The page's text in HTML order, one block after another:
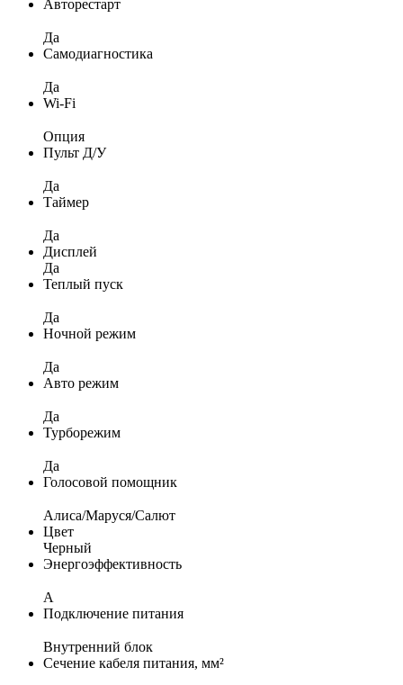
Авторестарт
Да
Самодиагностика
Да
Wi-Fi
Опция
Пульт Д/У
Да
Таймер
Да
Дисплей
Да
Теплый пуск
Да
Ночной режим
Да
Авто режим
Да
Турборежим
Да
Голосовой помощник
Алиса/Маруся/Салют
Цвет
Черный
Энергоэффективность
A
Подключение питания
Внутренний блок
Сечение кабеля питания, мм²